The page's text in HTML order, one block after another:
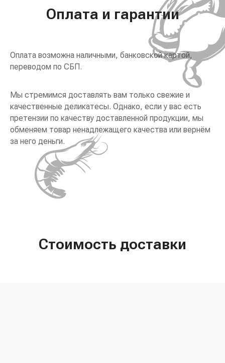
Оплата и гарантии
Оплата возможна наличными, банковской картой,
переводом по СБП.
Мы стремимся доставлять вам только свежие и
качественные деликатесы. Однако, если у вас есть
претензии по качеству доставленной продукции, мы
обменяем товар ненадлежащего качества или вернём
за него деньги.
Стоимость доставки